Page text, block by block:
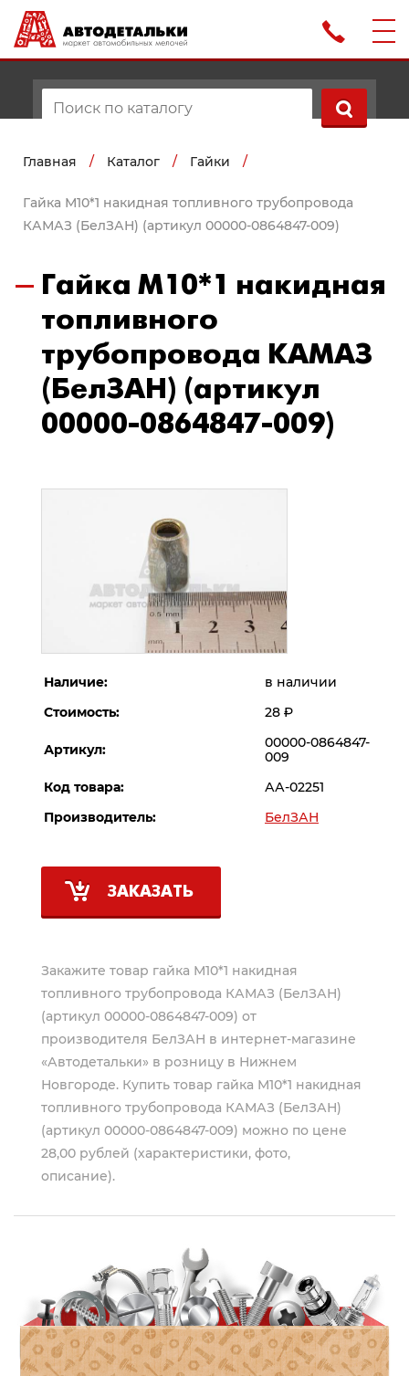
Главная / Каталог / Гайки /
Гайка М10*1 накидная топливного трубопровода
КАМАЗ (БелЗАН) (артикул 00000-0864847-009)
Гайка М10*1 накидная
топливного
трубопровода КАМАЗ
(БелЗАН) (артикул
00000-0864847-009)
Наличие:
в наличии
Стоимость:
28 Р
Артикул:
00000-0864847-
009
Код товара:
АА-02251
Производитель:
БелЗАН
ЗАКАЗАТЬ
Закажите товар гайка М10*1 накидная
топливного трубопровода КАМАЗ (БелЗАН)
(артикул 00000-0864847-009) от
производителя БелЗАН в интернет-магазине
«Автодетальки» в розницу в Нижнем
Новгороде. Купить товар гайка М10*1 накидная
топливного трубопровода КАМАЗ (БелЗАН)
(артикул 00000-0864847-009) можно по цене
28,00 рублей (характеристики, фото,
описание).